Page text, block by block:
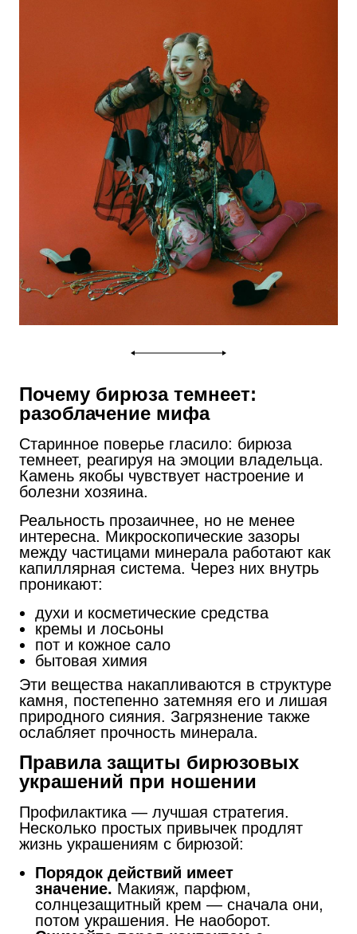
Почему бирюза темнеет:
разоблачение мифа
Старинное поверье гласило: бирюза
темнеет, реагируя на эмоции владельца.
Камень якобы чувствует настроение и
болезни хозяина.
Реальность прозаичнее, но не менее
интересна. Микроскопические зазоры
между частицами минерала работают как
капиллярная система. Через них внутрь
проникают:
духи и косметические средства
кремы и лосьоны
пот и кожное сало
бытовая химия
Эти вещества накапливаются в структуре
камня, постепенно затемняя его и лишая
природного сияния. Загрязнение также
ослабляет прочность минерала.
Правила защиты бирюзовых
украшений при ношении
Профилактика — лучшая стратегия.
Несколько простых привычек продлят
жизнь украшениям с бирюзой:
Порядок действий имеет
значение. Макияж, парфюм,
солнцезащитный крем — сначала они,
потом украшения. Не наоборот.